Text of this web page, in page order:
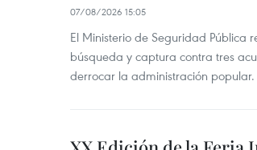
07/08/2026 15:05
El Ministerio de Seguridad Pública
búsqueda y captura contra tres
derrocar la administración popular.